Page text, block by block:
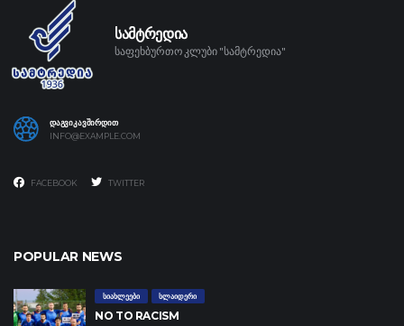
ᲡᲐᲛᲢᲠᲔᲓᲘᲐ
საფეხბურთო კლუბი "სამტრედია"
ᲓᲐᲒᲕᲘᲙᲐᲕᲨᲘᲠᲓᲘᲗ
INFO@EXAMPLE.COM
FACEBOOK TWITTER
POPULAR NEWS
ᲡᲘᲐᲮᲚᲔᲔᲑᲘ ᲡᲚᲐᲘᲓᲔᲠᲘ
NO TO RACISM